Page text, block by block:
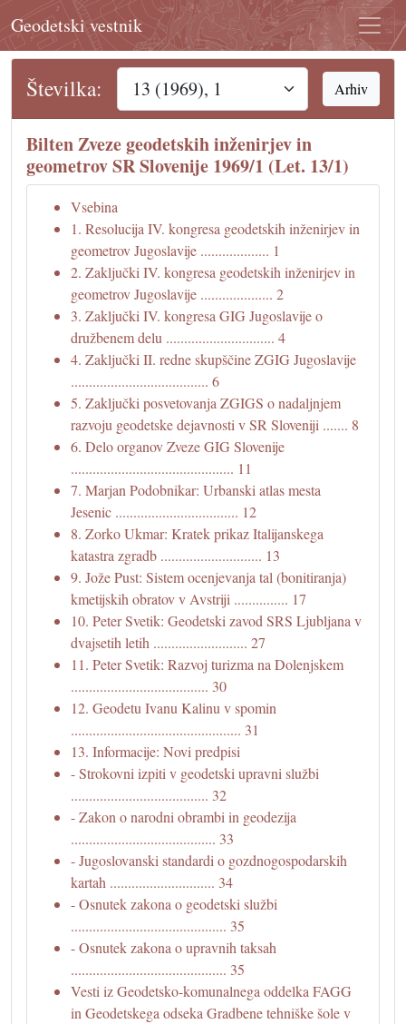
Geodetski vestnik
Številka: Arhiv
Bilten Zveze geodetskih inženirjev in
geometrov SR Slovenije 1969/1 (Let. 13/1)
Vsebina
1. Resolucija IV. kongresa geodetskih inženirjev in
geometrov Jugoslavije ................... 1
2. Zaključki IV. kongresa geodetskih inženirjev in
geometrov Jugoslavije .................... 2
3. Zaključki IV. kongresa GIG Jugoslavije o
družbenem delu .............................. 4
4. Zaključki II. redne skupščine ZGIG Jugoslavije
...................................... 6
5. Zaključki posvetovanja ZGIGS o nadaljnjem
razvoju geodetske dejavnosti v SR Sloveniji ....... 8
6. Delo organov Zveze GIG Slovenije
............................................. 11
7. Marjan Podobnikar: Urbanski atlas mesta
Jesenic .................................. 12
8. Zorko Ukmar: Kratek prikaz Italijanskega
katastra zgradb ............................ 13
9. Jože Pust: Sistem ocenjevanja tal (bonitiranja)
kmetijskih obratov v Avstriji ............... 17
10. Peter Svetik: Geodetski zavod SRS Ljubljana v
dvajsetih letih .......................... 27
11. Peter Svetik: Razvoj turizma na Dolenjskem
...................................... 30
12. Geodetu Ivanu Kalinu v spomin
............................................... 31
13. Informacije: Novi predpisi
- Strokovni izpiti v geodetski upravni službi
...................................... 32
- Zakon o narodni obrambi in geodezija
........................................ 33
- Jugoslovanski standardi o gozdnogospodarskih
kartah ............................. 34
- Osnutek zakona o geodetski službi
........................................... 35
- Osnutek zakona o upravnih taksah
........................................... 35
Vesti iz Geodetsko-komunalnega oddelka FAGG
in Geodetskega odseka Gradbene tehniške šole v